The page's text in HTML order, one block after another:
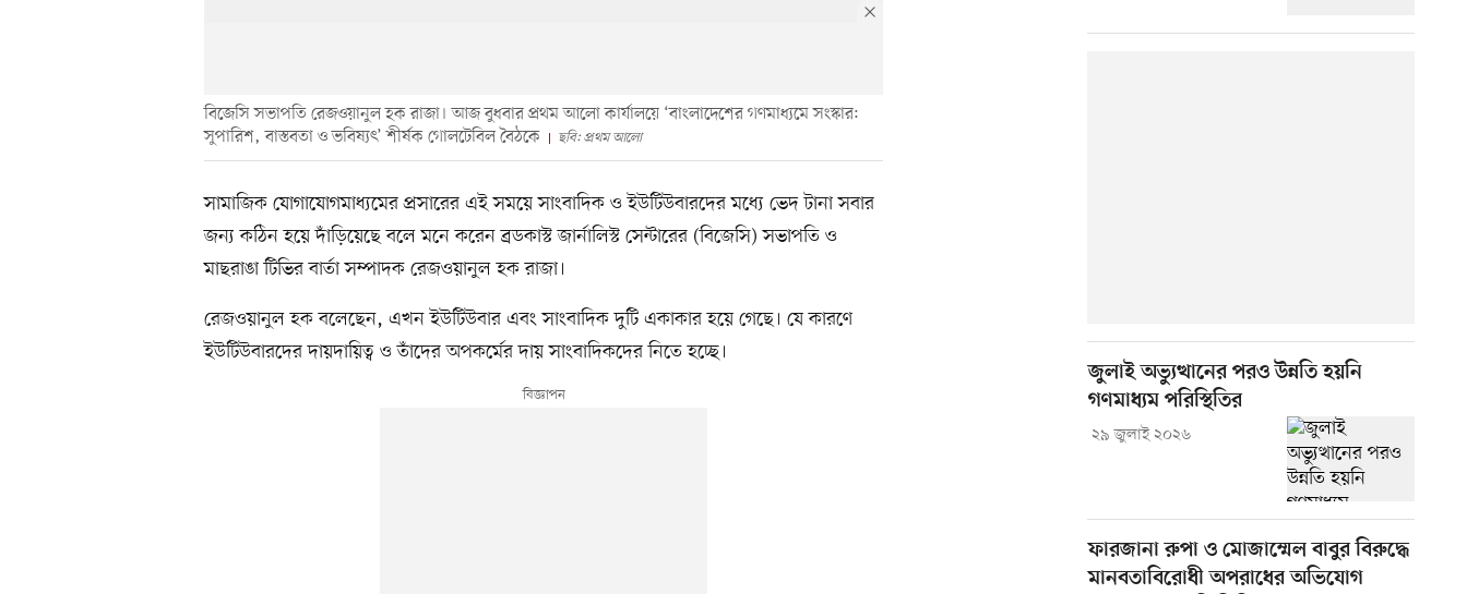
বিজেসি সভাপতি রেজওয়ানুল হক রাজা। আজ বুধবার প্রথম আলো কার্যালয়ে ‘বাংলাদেশের গণমাধ্যমে সংস্কার:
সুপারিশ, বাস্তবতা ও ভবিষ্যৎ’ শীর্ষক গোলটেবিল বৈঠকে
ছবি: প্রথম আলো
সামাজিক যোগাযোগমাধ্যমের প্রসারের এই সময়ে সাংবাদিক ও ইউটিউবারদের মধ্যে ভেদ টানা সবার
জন্য কঠিন হয়ে দাঁড়িয়েছে বলে মনে করেন ব্রডকাস্ট জার্নালিস্ট সেন্টারের (বিজেসি) সভাপতি ও
মাছরাঙা টিভির বার্তা সম্পাদক রেজওয়ানুল হক রাজা।
রেজওয়ানুল হক বলেছেন, এখন ইউটিউবার এবং সাংবাদিক দুটি একাকার হয়ে গেছে। যে কারণে
ইউটিউবারদের দায়দায়িত্ব ও তাঁদের অপকর্মের দায় সাংবাদিকদের নিতে হচ্ছে।
জুলাই অভ্যুত্থানের পরও উন্নতি হয়নি
গণমাধ্যম পরিস্থিতির
২৯ জুলাই ২০২৬
ফারজানা রুপা ও মোজাম্মেল বাবুর বিরুদ্ধে
মানবতাবিরোধী অপরাধের অভিযোগ